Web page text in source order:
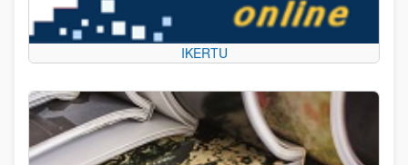
IKERTU